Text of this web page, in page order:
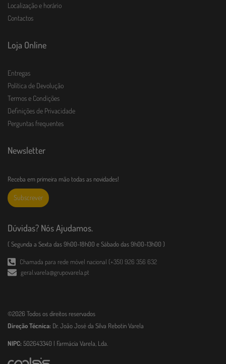
Localização e horário
Contactos
Loja Online
Entregas
Política de Devolução
Termos e Condições
Definições de Privacidade
Perguntas frequentes
Newsletter
Receba em primeira mão todas as novidades!
Subscrever
Dúvidas? Nós Ajudamos.
( Segunda a Sexta das 9h00-18h00 e Sábado das 9h00-13h00 )
Chamada para rede móvel nacional (+351) 926 356 632
geral.varela@grupovarela.pt
©2026 Todos os direitos reservados
Direção Técnica: Dr. João José da Silva Rebotin Varela
NIPC: 502643340 | Farmácia Varela, Lda.